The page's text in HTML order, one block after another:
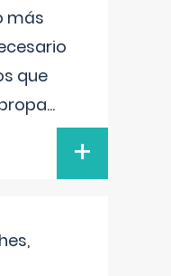
más
que
...
+